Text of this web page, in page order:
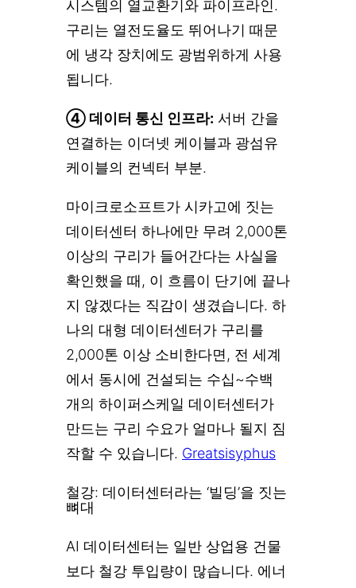
시스템의 열교환기와 파이프라인.
구리는 열전도율도 뛰어나기 때문
에 냉각 장치에도 광범위하게 사용
됩니다.
④ 데이터 통신 인프라: 서버 간을
연결하는 이더넷 케이블과 광섬유
케이블의 컨넥터 부분.
마이크로소프트가 시카고에 짓는
데이터센터 하나에만 무려 2,000톤
이상의 구리가 들어간다는 사실을
확인했을 때, 이 흐름이 단기에 끝나
지 않겠다는 직감이 생겼습니다. 하
나의 대형 데이터센터가 구리를
2,000톤 이상 소비한다면, 전 세계
에서 동시에 건설되는 수십~수백
개의 하이퍼스케일 데이터센터가
만드는 구리 수요가 얼마나 될지 짐
작할 수 있습니다. Greatsisyphus
철강: 데이터센터라는 ‘빌딩’을 짓는
뼈대
AI 데이터센터는 일반 상업용 건물
보다 철강 투입량이 많습니다. 에너